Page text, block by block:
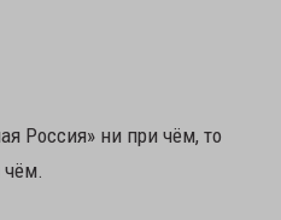
Россия» ни при чём, то
чём.